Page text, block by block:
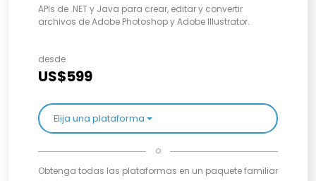
APIs de .NET y Java para crear, editar y convertir
archivos de Adobe Photoshop y Adobe Illustrator.
desde
US$599
Elija una plataforma
o
Obtenga todas las plataformas en un paquete familiar